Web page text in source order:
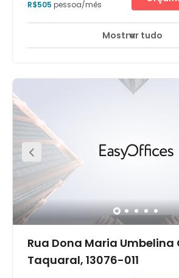
R$505 pessoa/mês
Mostrar tudo
Rua Dona Maria Umbelina
Taquaral, 13076-011